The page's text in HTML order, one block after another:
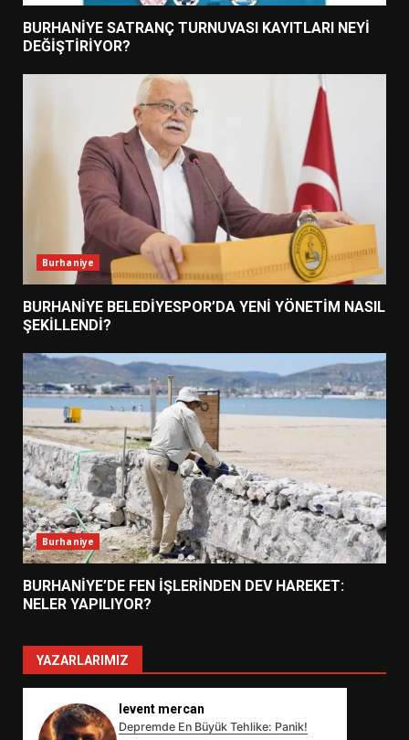
BURHANİYE SATRANÇ TURNUVASI KAYITLARI NEYİ
DEĞİŞTİRİYOR?
Burhaniye
BURHANİYE BELEDİYESPOR’DA YENİ YÖNETİM NASIL
ŞEKİLLENDİ?
Burhaniye
BURHANİYE’DE FEN İŞLERİNDEN DEV HAREKET:
NELER YAPILIYOR?
YAZARLARIMIZ
levent mercan
Depremde En Büyük Tehlike: Panik!